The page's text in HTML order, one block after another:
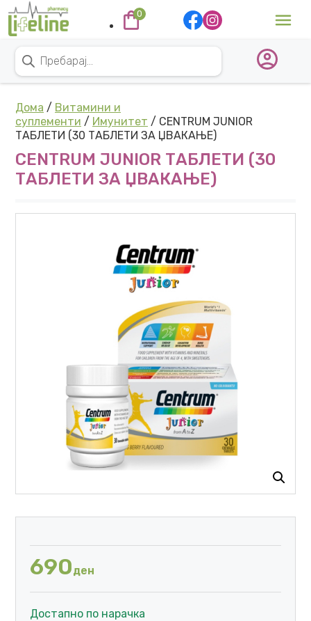
Skip to content
Main Navigation
0
Дома / Витамини и
суплементи / Имунитет / CENTRUM JUNIOR
ТАБЛЕТИ (30 ТАБЛЕТИ ЗА ЏВАКАЊЕ)
CENTRUM JUNIOR ТАБЛЕТИ (30
ТАБЛЕТИ ЗА ЏВАКАЊЕ)
690ден
Достапно по нарачка